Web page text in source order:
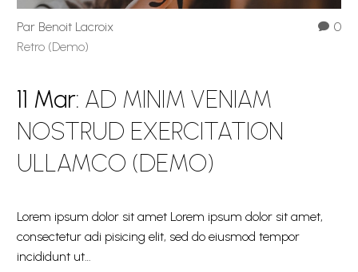
0
Par Benoit Lacroix
Retro (Demo)
11 Mar: AD MINIM VENIAM
NOSTRUD EXERCITATION
ULLAMCO (DEMO)
Lorem ipsum dolor sit amet Lorem ipsum dolor sit amet,
consectetur adi pisicing elit, sed do eiusmod tempor
incididunt ut…